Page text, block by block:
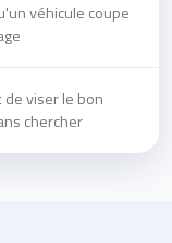
véhicule coupe
viser le bon
chercher